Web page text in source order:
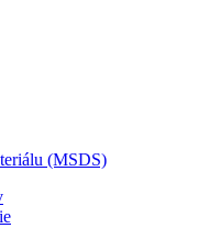
(MSDS)